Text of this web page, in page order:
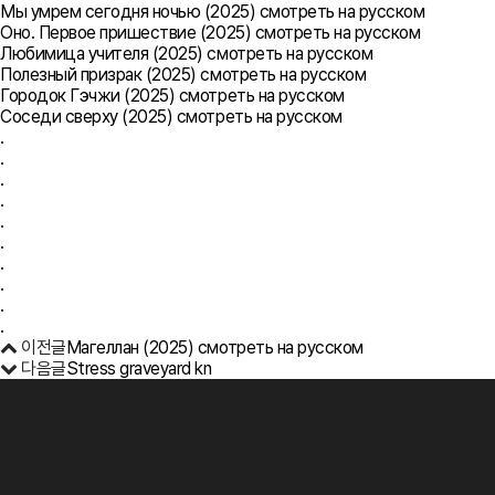
Мы умрем сегодня ночью (2025) смотреть на русском
Оно. Первое пришествие (2025) смотреть на русском
Любимица учителя (2025) смотреть на русском
Полезный призрак (2025) смотреть на русском
Городок Гэчжи (2025) смотреть на русском
Соседи сверху (2025) смотреть на русском
.
.
.
.
.
.
.
.
.
.
이전글Магеллан (2025) смотреть на русском
다음글Stress graveyard kn